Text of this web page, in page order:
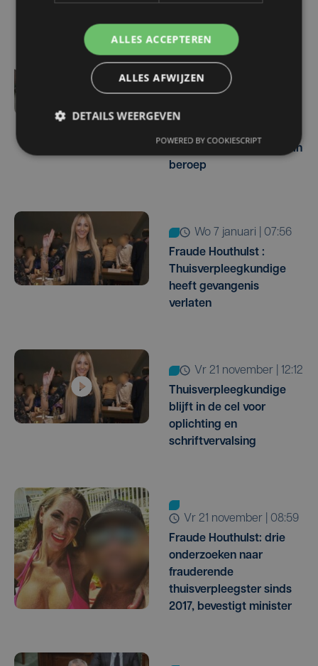
Update
vr 27 februari | 09:28
Stefanie Sander (43) dan
toch niet vrij zonder
arbeidsauditoraat gaat in
beroep
wo 7 januari | 07:56
Fraude Houthulst :
Thuisverpleegkundige
heeft gevangenis
verlaten
vr 21 november | 12:12
Thuisverpleegkundige
blijft in de cel voor
oplichting en
schriftvervalsing
vr 21 november | 08:59
Fraude Houthulst: drie
onderzoeken naar
frauderende
thuisverpleegster sinds
2017, bevestigt minister
ALLES ACCEPTEREN
ALLES AFWIJZEN
DETAILS WEERGEVEN
POWERED BY COOKIESCRIPT